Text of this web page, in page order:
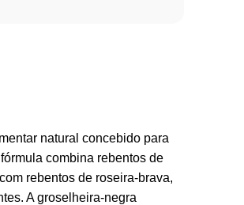
natural concebido para
combina rebentos de
rebentos de roseira-brava,
A groselheira-negra